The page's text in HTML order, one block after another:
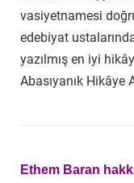
vasiyetnamesi
edebiyat
yazılmış en iyi
Abasıyanık Hikâye
Ethem Baran